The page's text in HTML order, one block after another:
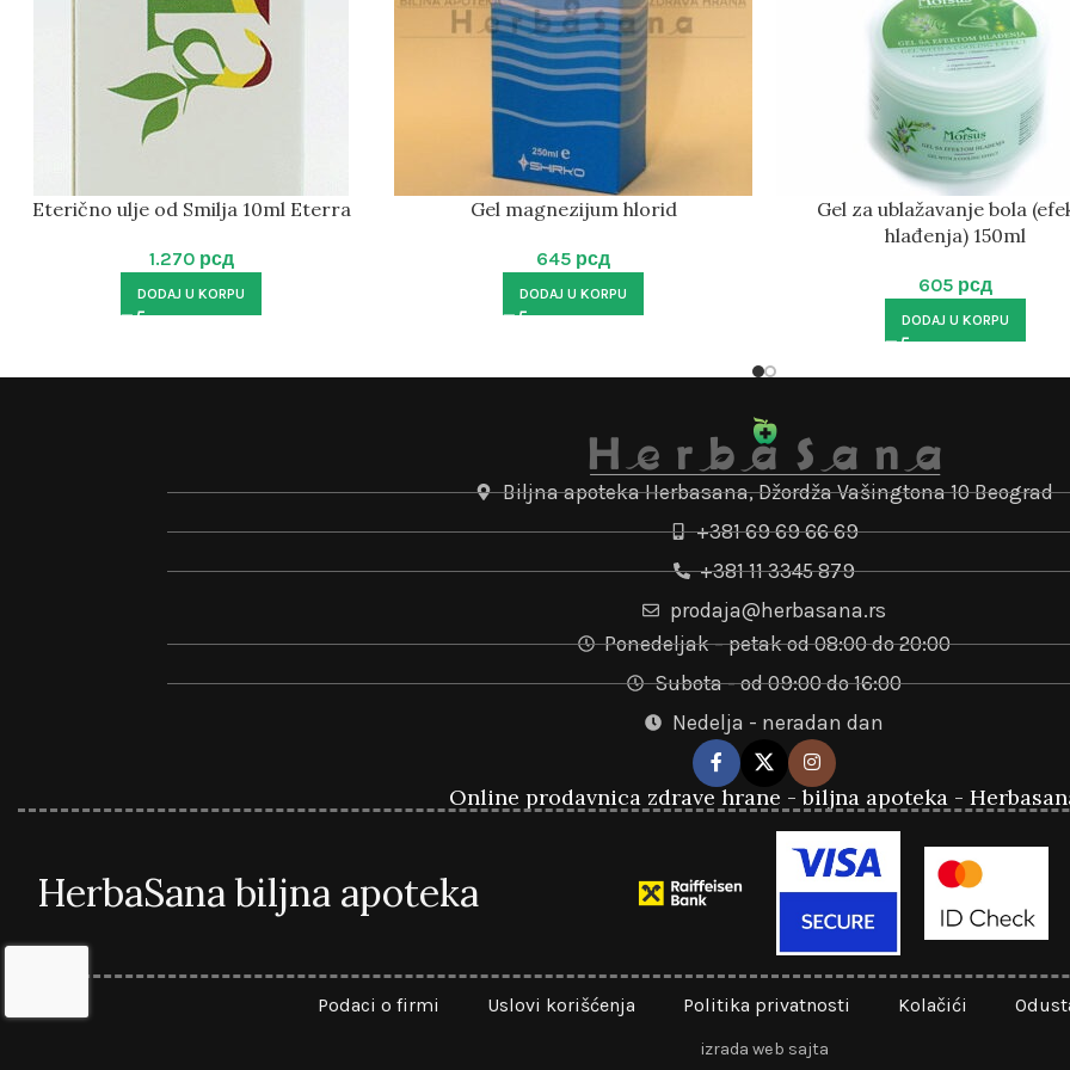
Eterično ulje od Smilja 10ml Eterra
1.270 рсд
DODAJ U KORPU
Gel magnezijum hlorid
645 рсд
DODAJ U KORPU
Gel za ublažavanje bola
hlađenja) 150ml
605 рсд
DODAJ U KORPU
Biljna apoteka Herbasana, Džordža Vašingtona 10 Beograd
+381 69 69 66 69
+381 11 3345 879
prodaja@herbasana.rs
Ponedeljak – petak od 08:00 do 20:00
Subota - od 09:00 do 16:00
Nedelja - neradan dan
Online prodavnica zdrave hrane - biljna apoteka -
HerbaSana biljna apoteka
Podaci o firmi Uslovi korišćenja Politika privatnosti Kolačići
izrada web sajta